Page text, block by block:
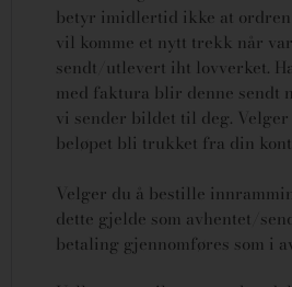
betyr imidlertid ikke at
vil komme et nytt trekk når
sendt/utlevert iht lovverket.
med faktura blir denne sendt
vi sender bildet til deg.
beløpet bli trukket fra din
Velger du å bestille
dette gjelde som avhentet/
betaling gjennomføres som i